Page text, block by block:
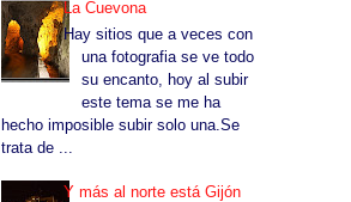
La Cuevona
Hay sitios que a veces con
una fotografia se ve todo
su encanto, hoy al subir
este tema se me ha
hecho imposible subir solo una.Se
trata de ...
Y más al norte está Gijón